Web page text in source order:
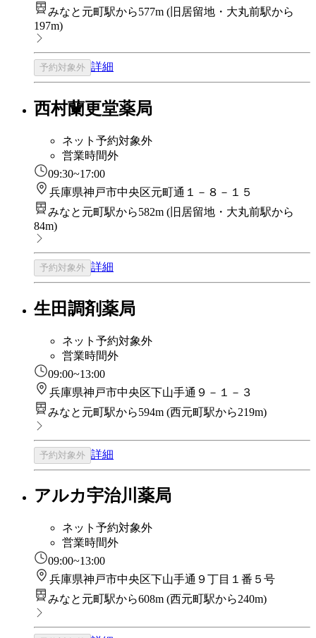
みなと元町駅から577m ( 旧居留地・大丸前駅から
197m)
予約対象外 詳細
西村蘭更堂薬局
ネット予約対象外
営業時間外
09:30~17:00
兵庫県神戸市中央区元町通１－８－１５
みなと元町駅から582m ( 旧居留地・大丸前駅から
84m)
予約対象外 詳細
生田調剤薬局
ネット予約対象外
営業時間外
09:00~13:00
兵庫県神戸市中央区下山手通９－１－３
みなと元町駅から594m (西元町駅から219m)
予約対象外 詳細
アルカ宇治川薬局
ネット予約対象外
営業時間外
09:00~13:00
兵庫県神戸市中央区下山手通９丁目１番５号
みなと元町駅から608m (西元町駅から240m)